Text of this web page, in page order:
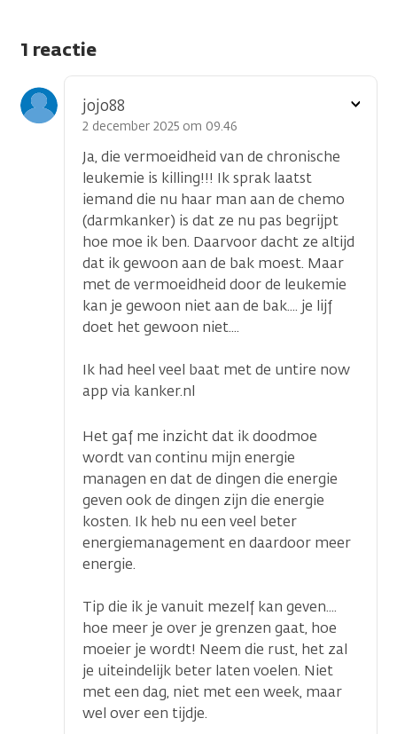
1 reactie
jojo88
2 december 2025 om 09.46
Ja, die vermoeidheid van de chronische
leukemie is killing!!! Ik sprak laatst
iemand die nu haar man aan de chemo
(darmkanker) is dat ze nu pas begrijpt
hoe moe ik ben. Daarvoor dacht ze altijd
dat ik gewoon aan de bak moest. Maar
met de vermoeidheid door de leukemie
kan je gewoon niet aan de bak.... je lijf
doet het gewoon niet....
Ik had heel veel baat met de untire now
app via kanker.nl
Het gaf me inzicht dat ik doodmoe
wordt van continu mijn energie
managen en dat de dingen die energie
geven ook de dingen zijn die energie
kosten. Ik heb nu een veel beter
energiemanagement en daardoor meer
energie.
Tip die ik je vanuit mezelf kan geven....
hoe meer je over je grenzen gaat, hoe
moeier je wordt! Neem die rust, het zal
je uiteindelijk beter laten voelen. Niet
met een dag, niet met een week, maar
wel over een tijdje.
Toon